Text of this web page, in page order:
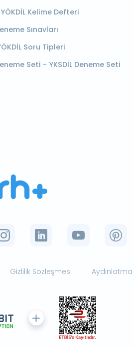
Kelime Defteri
Sınavları
Soru Tipleri
Seti - YKSDİL Deneme Seti
Gizlilik Sözleşmesi